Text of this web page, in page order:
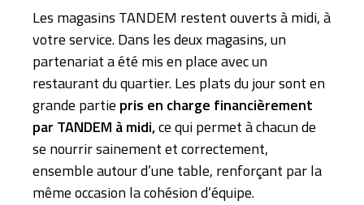
Les magasins TANDEM restent ouverts à midi, à
votre service. Dans les deux magasins, un
partenariat a été mis en place avec un
restaurant du quartier. Les plats du jour sont en
grande partie pris en charge financièrement
par TANDEM à midi,ce qui permet à chacun de
se nourrir sainement et correctement,
ensemble autour d’une table, renforçant par la
même occasion la cohésion d’équipe.